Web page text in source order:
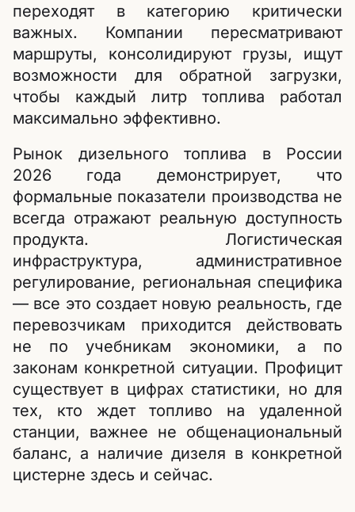
переходят в категорию критически
важных. Компании пересматривают
маршруты, консолидируют грузы, ищут
возможности для обратной загрузки,
чтобы каждый литр топлива работал
максимально эффективно.
Рынок дизельного топлива в России
2026 года демонстрирует, что
формальные показатели производства не
всегда отражают реальную доступность
продукта. Логистическая
инфраструктура, административное
регулирование, региональная специфика
— все это создает новую реальность, где
перевозчикам приходится действовать
не по учебникам экономики, а по
законам конкретной ситуации. Профицит
существует в цифрах статистики, но для
тех, кто ждет топливо на удаленной
станции, важнее не общенациональный
баланс, а наличие дизеля в конкретной
цистерне здесь и сейчас.